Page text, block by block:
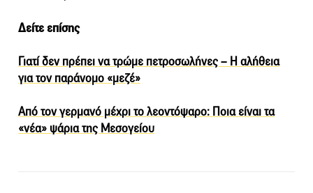
Δείτε επίσης
Γιατί δεν πρέπει να τρώμε πετροσωλήνες – Η αλήθεια
για τον παράνομο «μεζέ»
Από τον γερμανό μέχρι το λεοντόψαρο: Ποια είναι τα
«νέα» ψάρια της Μεσογείου